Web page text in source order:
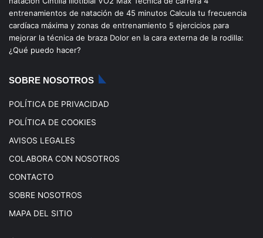
o
b
g
k
entrenamientos de natación de 45 minutos Calcula tu frecuencia
cardíaca máxima y zonas de entrenamiento 5 ejercicios para
mejorar la técnica de braza Dolor en la cara externa de la rodilla:
¿Qué puedo hacer?
SOBRE NOSOTROS
POLÍTICA DE PRIVACIDAD
POLÍTICA DE COOKIES
AVISOS LEGALES
COLABORA CON NOSOTROS
CONTACTO
SOBRE NOSOTROS
MAPA DEL SITIO